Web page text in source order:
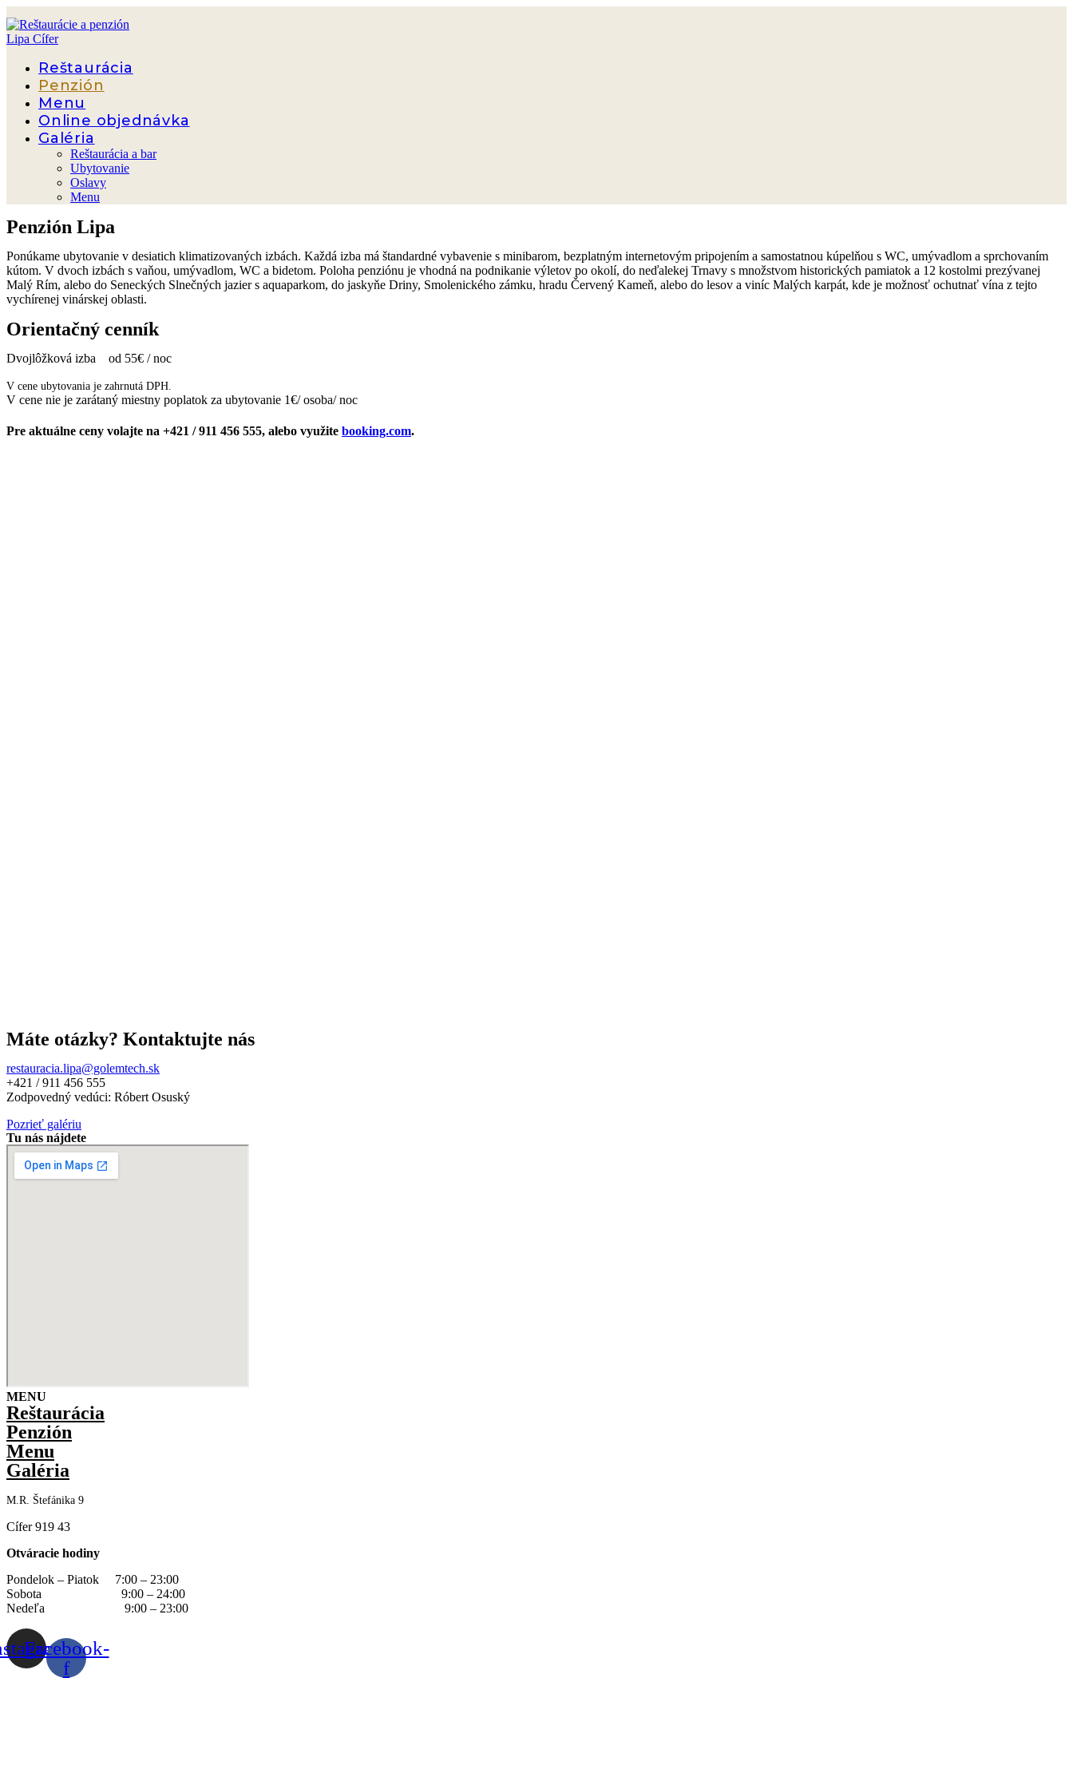
to
content
Reštaurácia
Penzión
Menu
Online objednávka
Galéria
Reštaurácia a bar
Ubytovanie
Oslavy
Menu
Penzión Lipa
Ponúkame ubytovanie v desiatich klimatizovaných izbách. Každá izba má štandardné vybavenie s minibarom, bezplatným internetovým pripojením a samostatnou kúpelňou s WC, umývadlom a sprchovaním
kútom. V dvoch izbách s vaňou, umývadlom, WC a bidetom. Poloha penziónu je vhodná na podnikanie výletov po okolí, do neďalekej Trnavy s množstvom historických pamiatok a 12 kostolmi prezývanej
Malý Rím, alebo do Seneckých Slnečných jazier s aquaparkom, do jaskyňe Driny, Smolenického zámku, hradu Červený Kameň, alebo do lesov a viníc Malých karpát, kde je možnosť ochutnať vína z tejto
vychírenej vinárskej oblasti.
Orientačný cenník
Dvojlôžková izba od 55€ / noc
V cene ubytovania je zahrnutá DPH.
V cene nie je zarátaný miestny poplatok za ubytovanie 1€/ osoba/ noc
Pre aktuálne ceny volajte na +421 / 911 456 555, alebo využite booking.com.
Máte otázky? Kontaktujte nás
restauracia.lipa@golemtech.sk
+421 / 911 456 555
Zodpovedný vedúci: Róbert Osuský
Pozrieť galériu
Tu nás nájdete
MENU
Reštaurácia
Penzión
Menu
Galéria
M.R. Štefánika 9
Cífer 919 43
Otváracie hodiny
Pondelok – Piatok 7:00 – 23:00
Sobota 9:00 – 24:00
Nedeľa 9:00 – 23:00
Facebook-
f